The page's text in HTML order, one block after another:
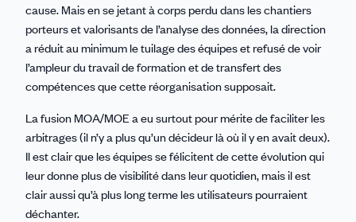
cause. Mais en se jetant à corps perdu dans les chantiers
porteurs et valorisants de l’analyse des données, la direction
a réduit au minimum le tuilage des équipes et refusé de voir
l’ampleur du travail de formation et de transfert des
compétences que cette réorganisation supposait.
La fusion MOA/MOE a eu surtout pour mérite de faciliter les
arbitrages (il n’y a plus qu’un décideur là où il y en avait deux).
Il est clair que les équipes se félicitent de cette évolution qui
leur donne plus de visibilité dans leur quotidien, mais il est
clair aussi qu’à plus long terme les utilisateurs pourraient
déchanter.